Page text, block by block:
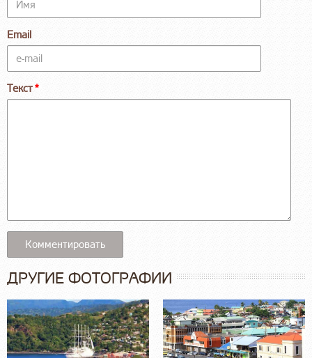
Email
Текст
ДРУГИЕ ФОТОГРАФИИ